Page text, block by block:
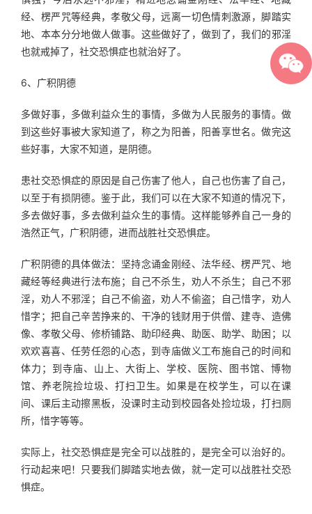
经、楞严咒等经典，孝敬父母，远离一切色情刺激源，脚踏实
地、本本分分地做人做事。这些做好了，做到了，我们的邪淫
也就戒掉了，社交恐惧症也就治好了。
6、广积阴德
多做好事，多做利益众生的事情，多做为人民服务的事情。做
到这些好事被大家知道了，称之为阳善，阳善享世名。做完这
些好事，大家不知道，是阴德。
患社交恐惧症的原因是自己伤害了他人，自己也伤害了自己，
以至于有损阴德。鉴于此，我们可以在大家不知道的情况下，
多去做好事，多去做利益众生的事情。这样能够养自己一身的
浩然正气，广积阴德，进而战胜社交恐惧症。
广积阴德的具体做法：坚持念诵金刚经、法华经、楞严咒、地
藏经等经典进行法布施；自己不杀生，劝人不杀生；自己不邪
淫，劝人不邪淫；自己不偷盗，劝人不偷盗；自己惜字，劝人
惜字；把自己辛苦挣来的、干净的钱财用于供僧、建寺、造佛
像、孝敬父母、修桥铺路、助印经典、助医、助学、助困；以
欢欢喜喜、任劳任怨的心态，到寺庙做义工布施自己的时间和
体力；到寺庙、山上、大街上、学校、医院、图书馆、博物
馆、养老院捡垃圾、打扫卫生。如果是在校学生，可以在课
间、课后主动擦黑板，没课时主动到校园各处捡垃圾，打扫厕
所，惜字等等。
实际上，社交恐惧症是完全可以战胜的，是完全可以治好的。
行动起来吧！只要我们脚踏实地去做，就一定可以战胜社交恐
惧症。